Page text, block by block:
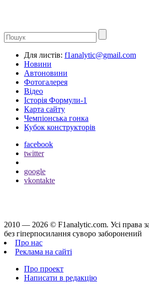
Для листів: f1analytic@gmail.com
Новини
Автоновини
Фотогалерея
Відео
Історія Формули-1
Карта сайту
Чемпіонська гонка
Кубок конструкторів
facebook
twitter
google
vkontakte
2010 — 2026 © F1analytic.com. Усi права
без гіперпосилання суворо заборонений
Про нас
Реклама на сайті
Про проект
Написати в редакцію